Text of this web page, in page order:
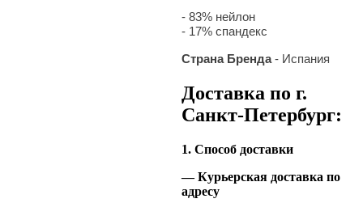
- 83% нейлон
- 17% спандекс
Страна Бренда- Испания
Доставка по г.
Санкт-Петербург:
1. Способ доставки
— Курьерская доставка по
адресу